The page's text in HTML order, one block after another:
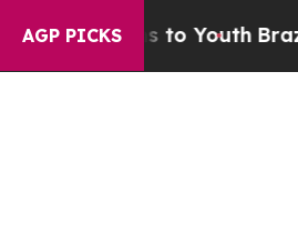
AGP PICKS
to YouthBrazil Gives